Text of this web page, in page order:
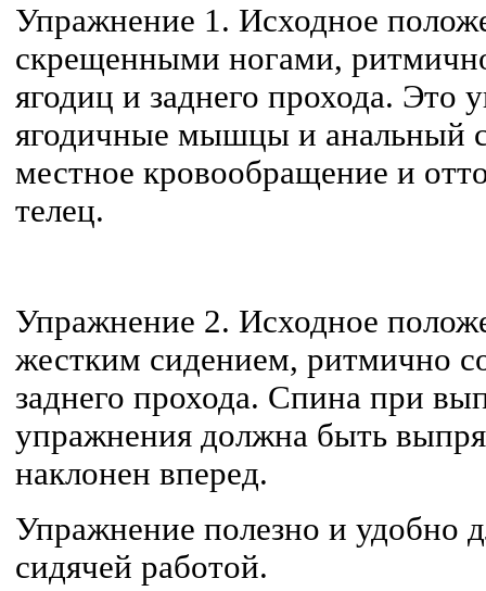
Упражнение 1. Исходное
скрещенными ногами,
ягодиц и заднего прохода. Это
ягодичные мышцы и анальный
местное кровообращение и
телец.
Упражнение 2. Исходное
жестким сидением, ритмично
заднего прохода. Спина при
упражнения должна быть
наклонен вперед.
Упражнение полезно и удобно
сидячей работой.